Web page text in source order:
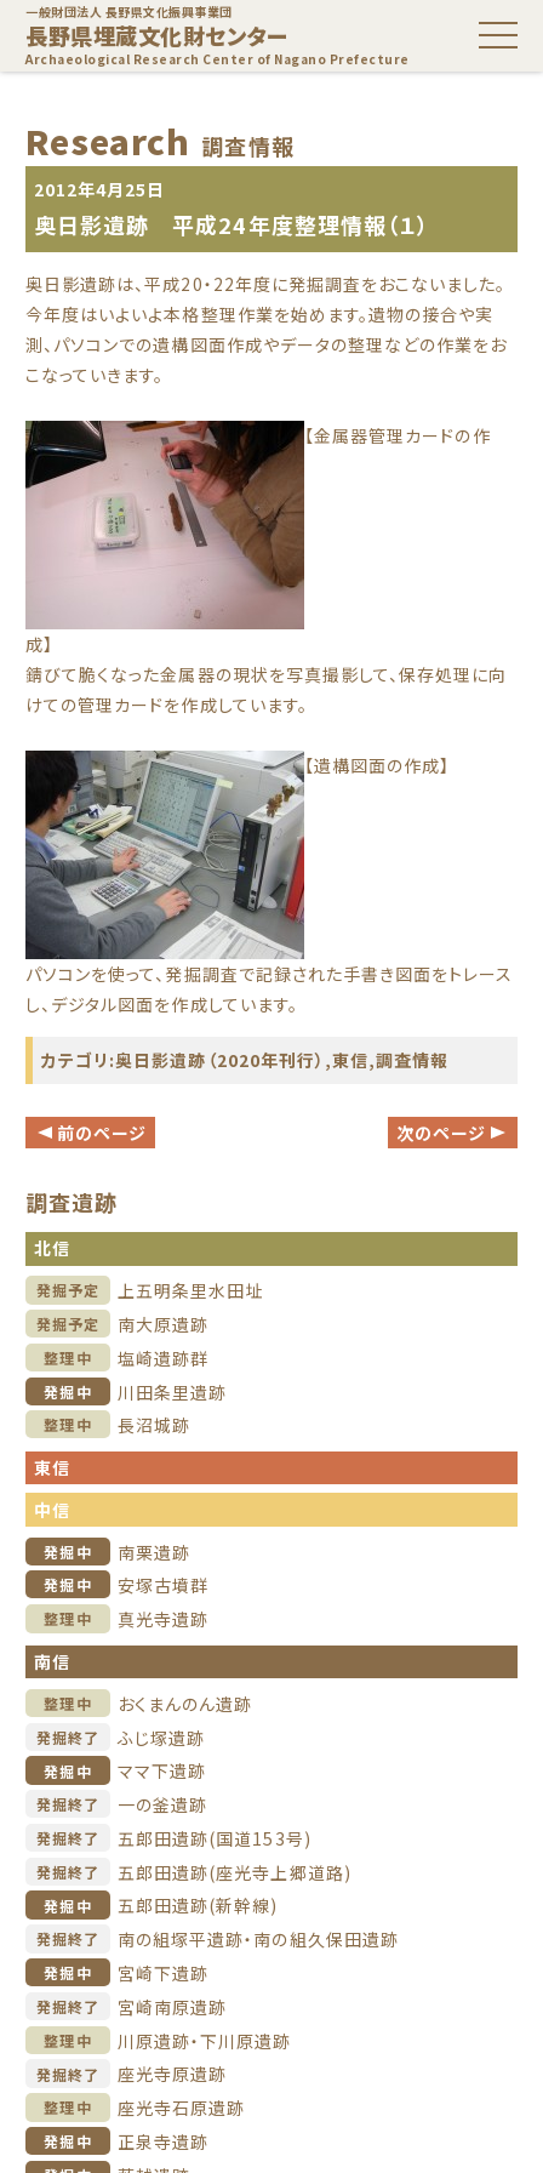
一般財団法人 長野県文化振興事業団
長野県埋蔵文化財センター
Archaeological Research Center of Nagano Prefecture
Research 調査情報
2012年4月25日
奥日影遺跡 平成24年度整理情報（１）
奥日影遺跡は、平成20・22年度に発掘調査をおこないました。
今年度はいよいよ本格整理作業を始めます。遺物の接合や実
測、パソコンでの遺構図面作成やデータの整理などの作業をお
こなっていきます。
【金属器管理カードの作
成】
錆びて脆くなった金属器の現状を写真撮影して、保存処理に向
けての管理カードを作成しています。
【遺構図面の作成】
パソコンを使って、発掘調査で記録された手書き図面をトレース
し、デジタル図面を作成しています。
カテゴリ:奥日影遺跡（2020年刊行） ,東信,調査情報
前のページ 次のページ
調査遺跡
北信
発掘予定 上五明条里水田址
発掘予定 南大原遺跡
整理中 塩崎遺跡群
発掘中 川田条里遺跡
整理中
長沼城跡
東信
中信
発掘中 南栗遺跡
発掘中 安塚古墳群
整理中
真光寺遺跡
南信
整理中 おくまんのん遺跡
発掘終了 ふじ塚遺跡
発掘中 ママ下遺跡
発掘終了 一の釜遺跡
発掘終了 五郎田遺跡(国道153号)
発掘終了 五郎田遺跡(座光寺上郷道路)
発掘中 五郎田遺跡(新幹線)
発掘終了 南の組塚平遺跡・南の組久保田遺跡
発掘中 宮崎下遺跡
発掘終了 宮崎南原遺跡
整理中 川原遺跡・下川原遺跡
発掘終了 座光寺原遺跡
整理中 座光寺石原遺跡
発掘中 正泉寺遺跡